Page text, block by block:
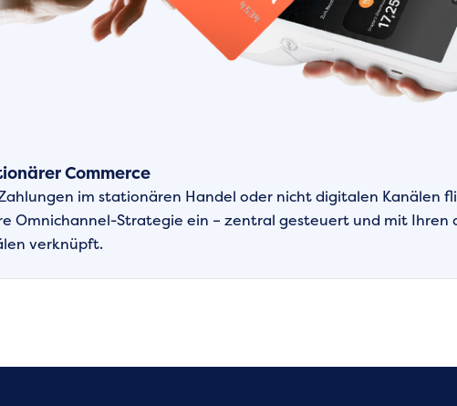
Commerce
im stationären Handel oder nicht digitalen Kanälen
Omnichannel-Strategie ein – zentral gesteuert und mit Ihren
verknüpft.